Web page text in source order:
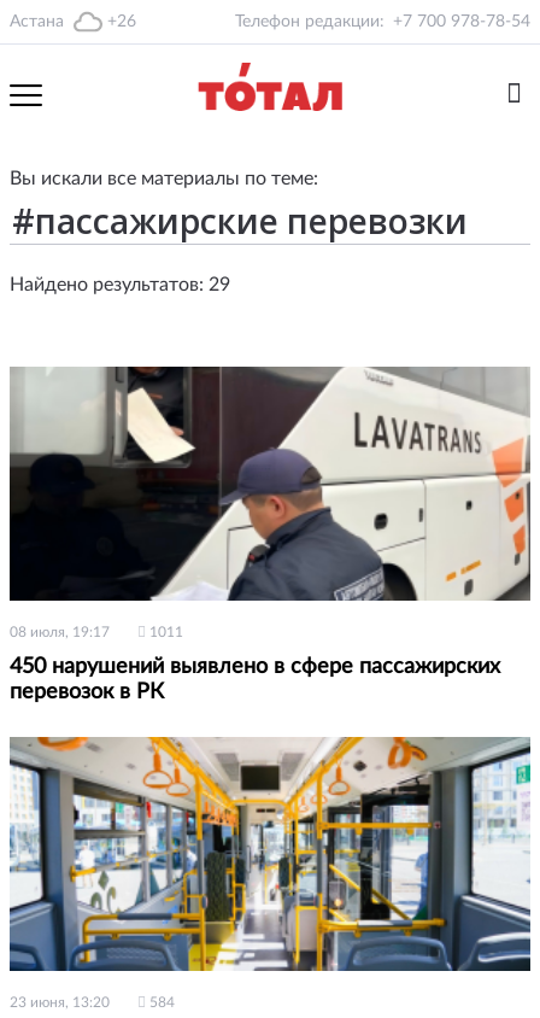
Астана +26 Телефон редакции: +7 700 978-78-54
Вы искали все материалы по теме:
Найдено результатов: 29
08 июля, 19:17 1011
450 нарушений выявлено в сфере пассажирских
перевозок в РК
23 июня, 13:20 584